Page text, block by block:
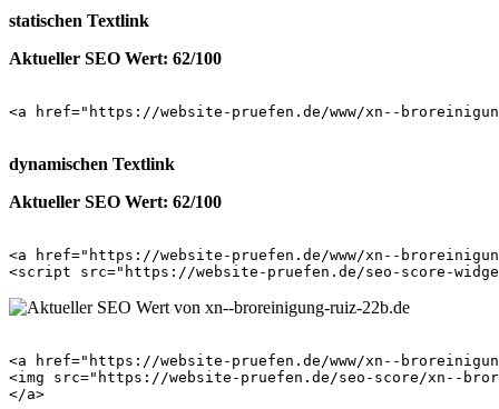
statischen Textlink
Aktueller SEO Wert: 62/100
<a href="https://website-pruefen.de/www/xn--
dynamischen Textlink
Aktueller SEO Wert: 62/100
<a href="https://website-pruefen.de/www/xn--
<a href="https://website-pruefen.de/www/xn--
<img src="https://website-pruefen.de/seo-score/xn--